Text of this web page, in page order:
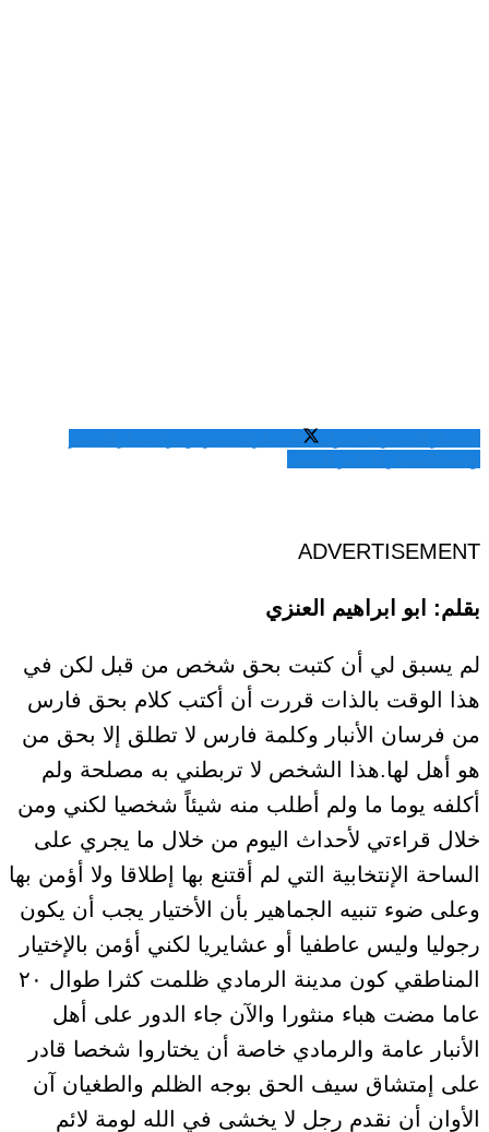
ADVERTISEMENT
بقلم: ابو ابراهيم العنزي
لم يسبق لي أن كتبت بحق شخص من قبل لكن في
هذا الوقت بالذات قررت أن أكتب كلام بحق فارس
من فرسان الأنبار وكلمة فارس لا تطلق إلا بحق من
هو أهل لها.هذا الشخص لا تربطني به مصلحة ولم
أكلفه يوما ما ولم أطلب منه شيئاً شخصيا لكني ومن
خلال قراءتي لأحداث اليوم من خلال ما يجري على
الساحة الإنتخابية التي لم أقتنع بها إطلاقا ولا أؤمن بها
وعلى ضوء تنبيه الجماهير بأن الأختيار يجب أن يكون
رجوليا وليس عاطفيا أو عشايريا لكني أؤمن بالإختيار
المناطقي كون مدينة الرمادي ظلمت كثرا طوال ٢٠
عاما مضت هباء منثورا والآن جاء الدور على أهل
الأنبار عامة والرمادي خاصة أن يختاروا شخصا قادر
على إمتشاق سيف الحق بوجه الظلم والطغيان آن
الأوان أن نقدم رجل لا يخشى في الله لومة لائم